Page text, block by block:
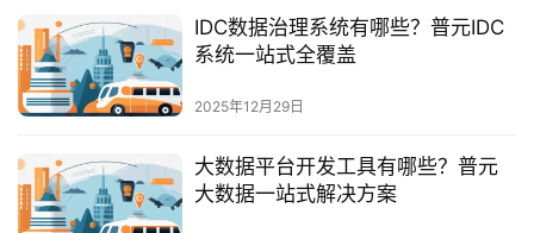
与
支
持
了
解
普
IDC数据治理系统有哪些？普元IDC
系统一站式全覆盖
2025年12月29日
大数据平台开发工具有哪些？普元
大数据一站式解决方案